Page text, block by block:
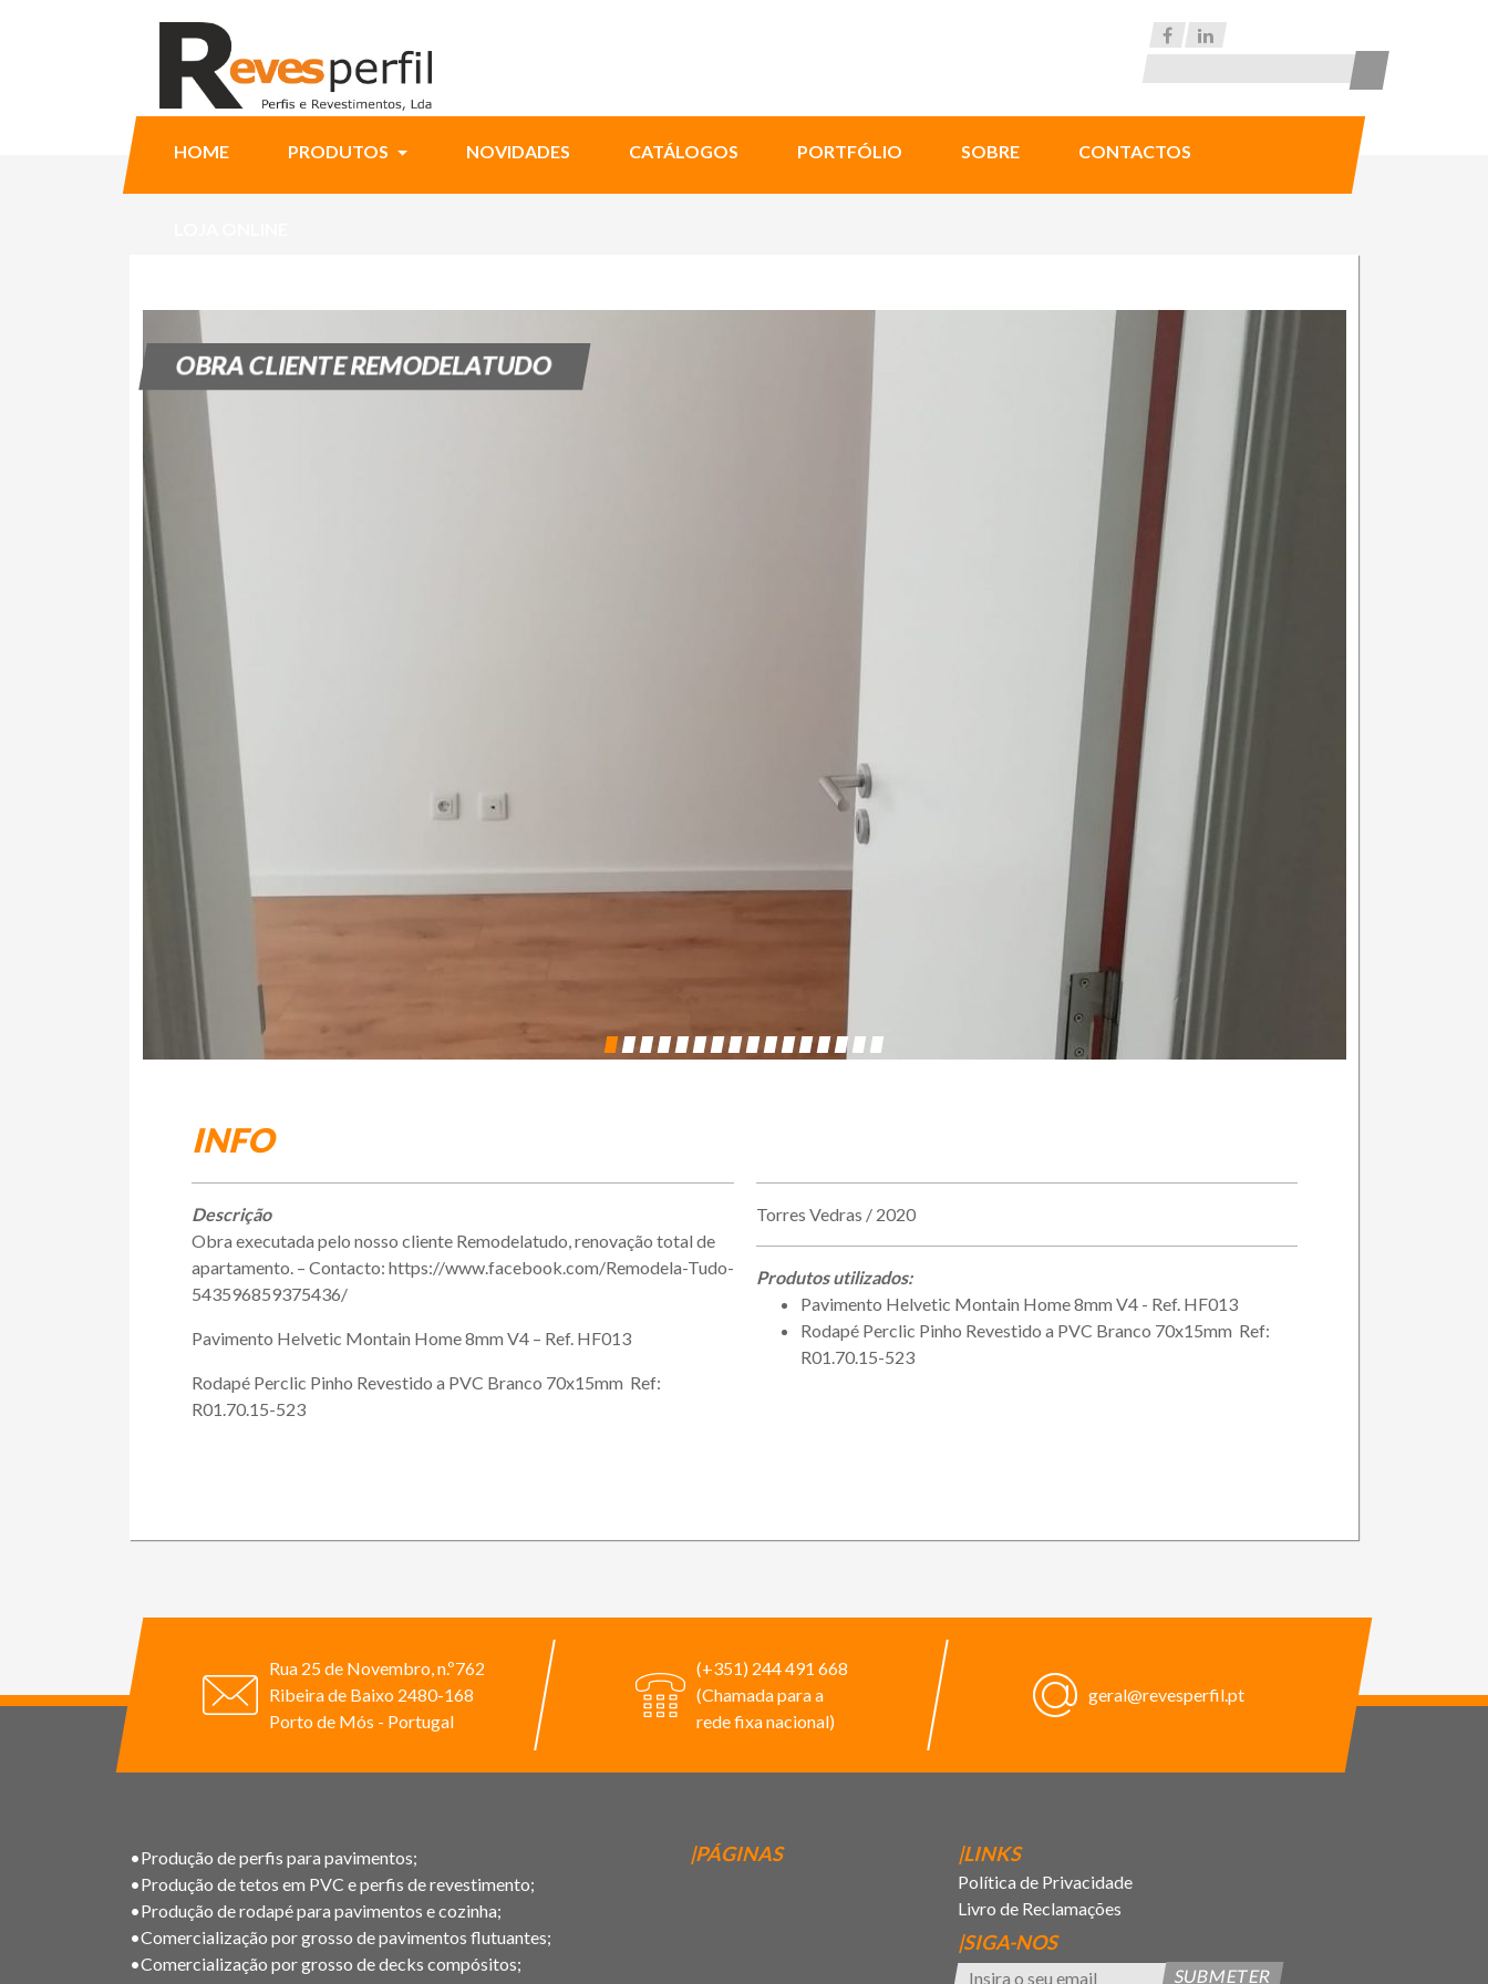
HOME PRODUTOS NOVIDADES CATÁLOGOS PORTFÓLIO SOBRE CONTACTOS
OBRA CLIENTE REMODELATUDO
INFO
Descrição
Obra executada pelo nosso cliente Remodelatudo, renovação total de
apartamento. – Contacto: https://www.facebook.com/Remodela-Tudo-
543596859375436/
Pavimento Helvetic Montain Home 8mm V4 – Ref. HF013
Rodapé Perclic Pinho Revestido a PVC Branco 70x15mm Ref:
R01.70.15-523
Torres Vedras / 2020
Produtos utilizados:
Pavimento Helvetic Montain Home 8mm V4 - Ref. HF013
Rodapé Perclic Pinho Revestido a PVC Branco 70x15mm Ref:
R01.70.15-523
Rua 25 de Novembro, n.º762
Ribeira de Baixo 2480-168
Porto de Mós - Portugal
(+351) 244 491 668
(Chamada para a
rede fixa nacional)
geral@revesperfil.pt
•Produção de perfis para pavimentos;
•Produção de tetos em PVC e perfis de revestimento;
•Produção de rodapé para pavimentos e cozinha;
•Comercialização por grosso de pavimentos flutuantes;
•Comercialização por grosso de decks compósitos;
|PÁGINAS |LINKS
Política de Privacidade
Livro de Reclamações
|SIGA-NOS
SUBMETER